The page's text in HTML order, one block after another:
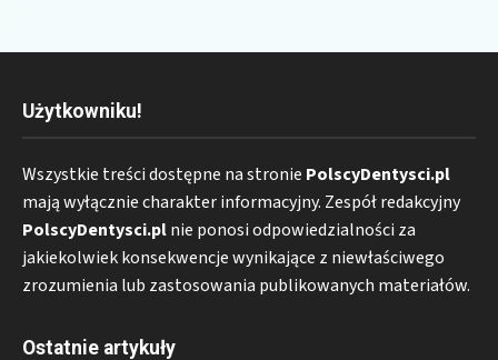
Użytkowniku!
Wszystkie treści dostępne na stronie PolscyDentysci.pl
mają wyłącznie charakter informacyjny. Zespół redakcyjny
PolscyDentysci.plnie ponosi odpowiedzialności za
jakiekolwiek konsekwencje wynikające z niewłaściwego
zrozumienia lub zastosowania publikowanych materiałów.
Ostatnie artykuły